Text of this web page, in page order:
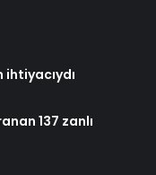
ihtiyacıydı
137 zanlı